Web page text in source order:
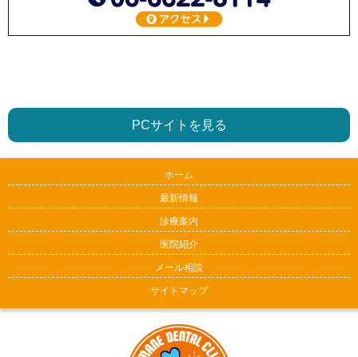
PCサイトを見る
ホーム
最新情報
診療案内
医院紹介
メール相談
サイトマップ